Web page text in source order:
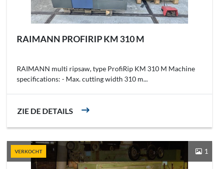
RAIMANN PROFIRIP KM 310 M
RAIMANN multi ripsaw, type ProfiRip KM 310 M Machine
specifications: - Max. cutting width 310 m...
ZIE DE DETAILS
VERKOCHT 1